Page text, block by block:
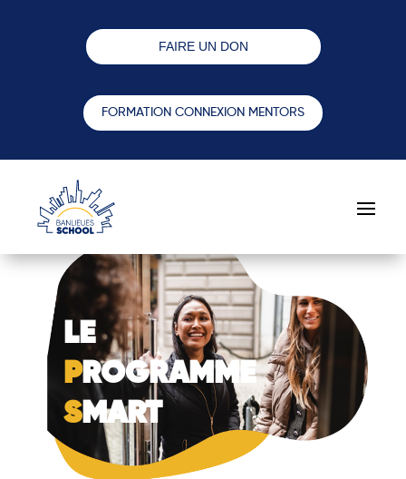
FAIRE UN DON
FORMATION CONNEXION MENTORS
LE
PROGRAMME
SMART